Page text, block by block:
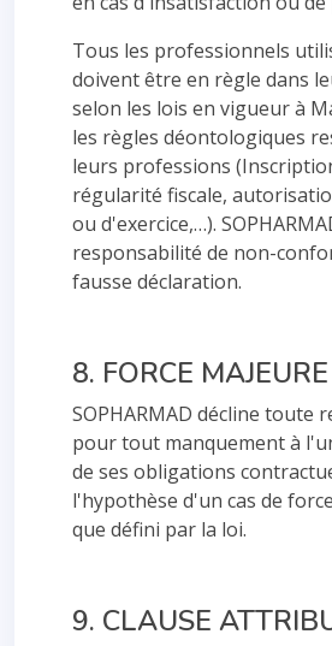
Tous les professionnels
doivent être en règle dans
selon les lois en vigueur à
les règles déontologiques
leurs professions
régularité fiscale,
ou d'exercice,…).
responsabilité de non-
fausse déclaration.
8. FORCE MAJEURE
SOPHARMAD décline toute
pour tout manquement à
de ses obligations
l'hypothèse d'un cas de
que défini par la loi.
9. CLAUSE